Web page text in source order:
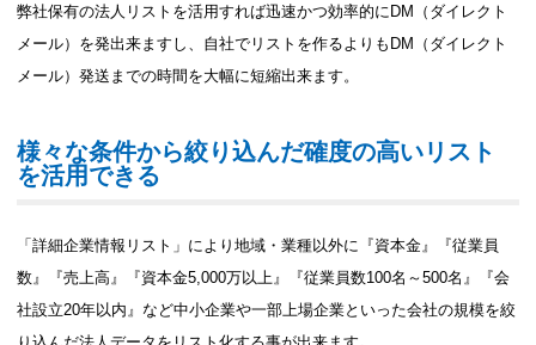
弊社保有の法人リストを活用すれば迅速かつ効率的にDM（ダイレクト
メール）を発出来ますし、自社でリストを作るよりもDM（ダイレクト
メール）発送までの時間を大幅に短縮出来ます。
様々な条件から絞り込んだ確度の高いリスト
を活用できる
「詳細企業情報リスト」により地域・業種以外に『資本金』『従業員
数』『売上高』『資本金5,000万以上』『従業員数100名～500名』『会
社設立20年以内』など中小企業や一部上場企業といった会社の規模を絞